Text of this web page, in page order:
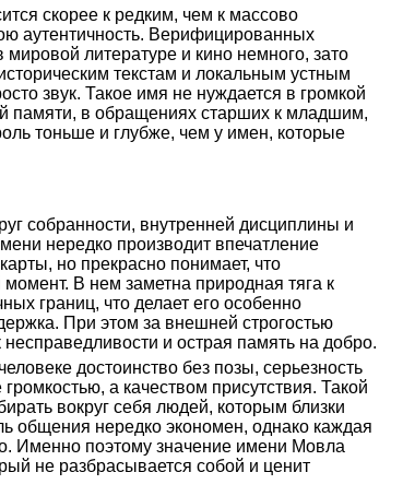
скорее к редким, чем к массово
аутентичность. Верифицированных
литературе и кино немного, зато
текстам и локальным устным
звук. Такое имя не нуждается в громкой
памяти, в обращениях старших к младшим,
тоньше и глубже, чем у имен, которые
собранности, внутренней дисциплины и
нередко производит впечатление
но прекрасно понимает, что
В нем заметна природная тяга к
границ, что делает его особенно
При этом за внешней строгостью
несправедливости и острая память на добро.
достоинство без позы, серьезность
а качеством присутствия. Такой
вокруг себя людей, которым близки
общения нередко экономен, однако каждая
Именно поэтому значение имени Мовла
не разбрасывается собой и ценит